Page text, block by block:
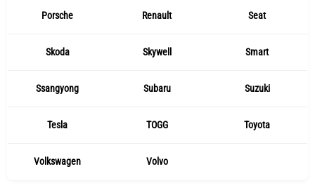
Porsche Renault Seat
Skoda Skywell Smart
Ssangyong Subaru Suzuki
Tesla TOGG Toyota
Volkswagen Volvo